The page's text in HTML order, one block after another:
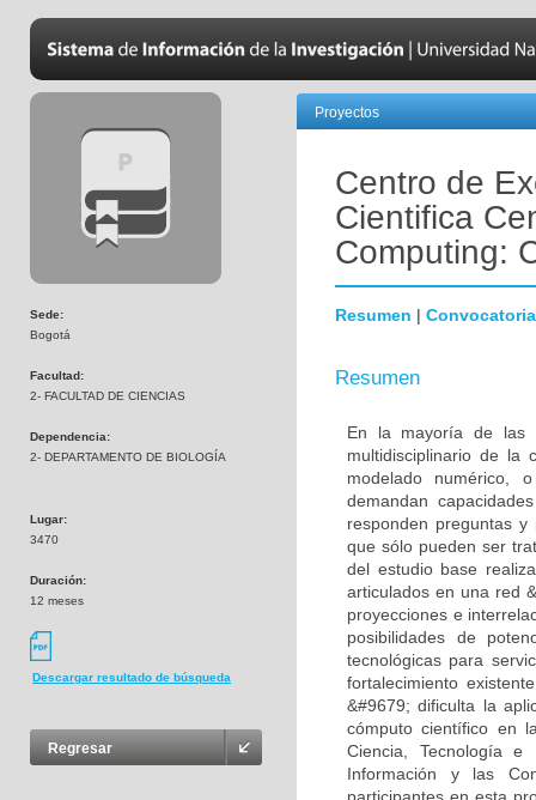
Sede:
Bogotá
Facultad:
2- FACULTAD DE CIENCIAS
Dependencia:
2- DEPARTAMENTO DE BIOLOGÍA
Lugar:
3470
Duración:
12 meses
Descargar resultado de búsqueda
Regresar
Proyectos
Centro de
Cientifica
Computing:
Resumen | Convocatoria
Resumen
En la mayoría de las
multidisciplinario de la
modelado numérico,
demandan
responden preguntas
que sólo pueden ser
del estudio base
articulados en una red
proyecciones e
posibilidades de
tecnológicas para
fortalecimiento
&#9679; dificulta la
cómputo científico en
Ciencia, Tecnología
Información y las